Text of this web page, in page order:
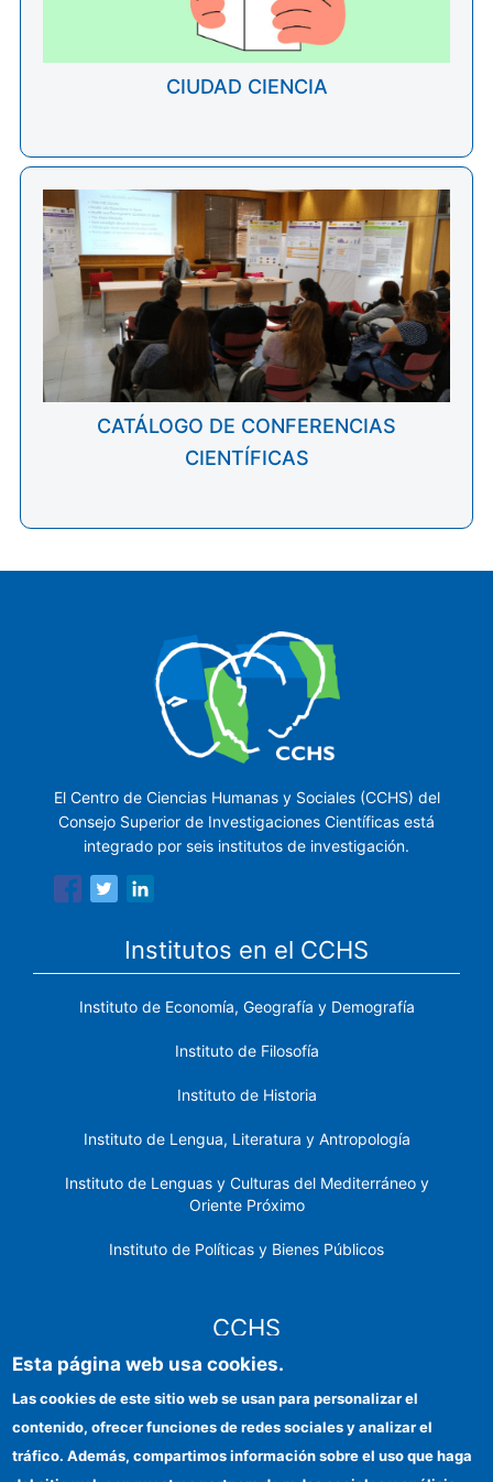
CIUDAD CIENCIA
CATÁLOGO DE CONFERENCIAS
CIENTÍFICAS
El Centro de Ciencias Humanas y Sociales (CCHS) del
Consejo Superior de Investigaciones Científicas está
integrado por seis institutos de investigación.
Institutos en el CCHS
Instituto de Economía, Geografía y Demografía
Instituto de Filosofía
Instituto de Historia
Instituto de Lengua, Literatura y Antropología
Instituto de Lenguas y Culturas del Mediterráneo y
Oriente Próximo
Instituto de Políticas y Bienes Públicos
CCHS
Identidad institucional
Esta página web usa cookies.
Las cookies de este sitio web se usan para personalizar el
contenido, ofrecer funciones de redes sociales y analizar el
tráfico. Además, compartimos información sobre el uso que haga